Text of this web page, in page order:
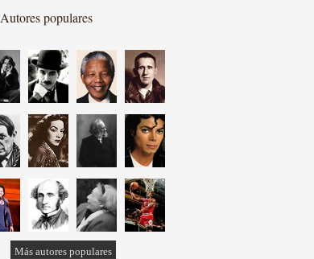
Autores populares
Más autores populares